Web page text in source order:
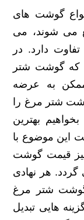
گوشت های
می شوند، می
دارد. در
که گوشت شتر
ممکن به عرضه
شتر مرغ را
بهترین
این موضوع با
نیز قیمت گوشت
هر نهادی
شتر مرغ
هایی تبدیل